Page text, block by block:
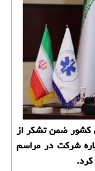
كشور ضمن تشكر از
شركت در مراسم